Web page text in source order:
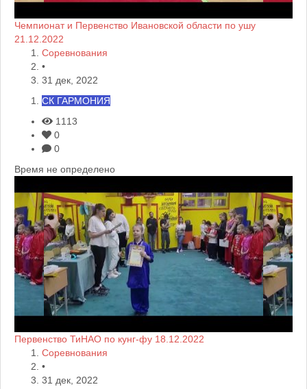
Чемпионат и Первенство Ивановской области по ушу
21.12.2022
Соревнования
•
31 дек, 2022
СК ГАРМОНИЯ
1113
0
0
Время не определено
Первенство ТиНАО по кунг-фу 18.12.2022
Соревнования
•
31 дек, 2022